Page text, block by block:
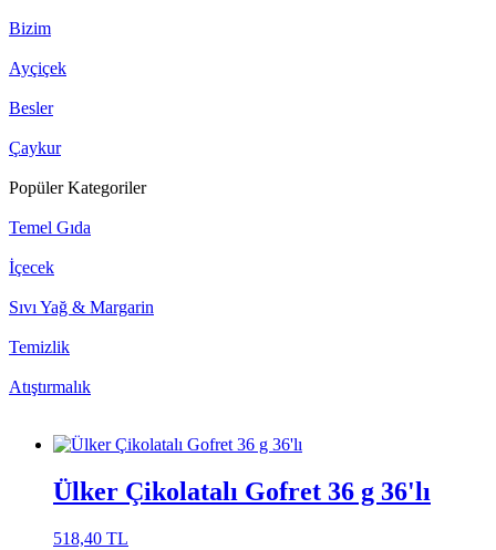
Bizim
Ayçiçek
Besler
Çaykur
Popüler Kategoriler
Temel Gıda
İçecek
Sıvı Yağ & Margarin
Temizlik
Atıştırmalık
Ülker Çikolatalı Gofret 36 g 36'lı
518,40 TL